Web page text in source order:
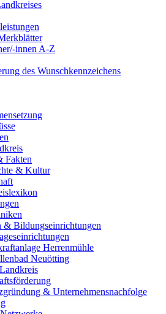
innen A-Z
des Wunschkennzeichens
Fakten
& Kultur
& Bildungseinrichtungen
Herrenmühle
Neuötting
& Unternehmensnachfolge